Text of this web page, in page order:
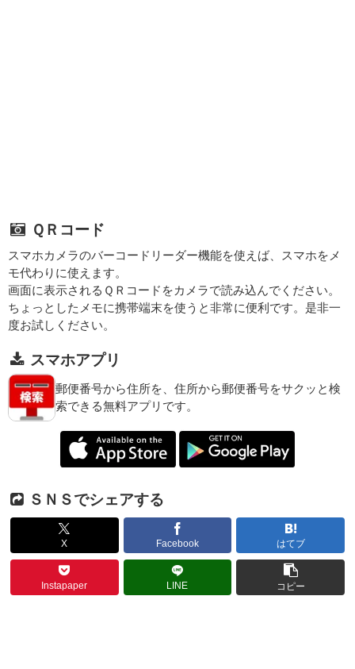
ＱＲコード
スマホカメラのバーコードリーダー機能を使えば、スマホをメ
モ代わりに使えます。
画面に表示されるＱＲコードをカメラで読み込んでください。
ちょっとしたメモに携帯端末を使うと非常に便利です。是非一
度お試しください。
スマホアプリ
郵便番号から住所を、住所から郵便番号をサクッと検
索できる無料アプリです。
ＳＮＳでシェアする
X Facebook はてブ
Instapaper LINE コピー